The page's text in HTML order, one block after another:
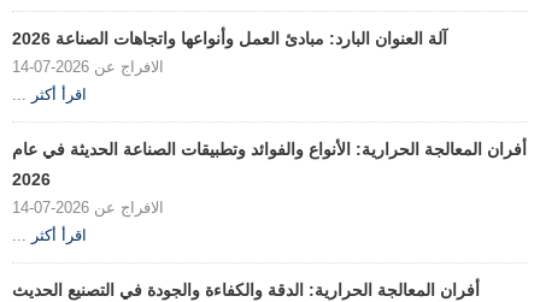
آلة العنوان البارد: مبادئ العمل وأنواعها واتجاهات الصناعة 2026
الافراج عن 2026-07-14
... اقرأ أكثر
أفران المعالجة الحرارية: الأنواع والفوائد وتطبيقات الصناعة الحديثة في عام
2026
الافراج عن 2026-07-14
... اقرأ أكثر
أفران المعالجة الحرارية: الدقة والكفاءة والجودة في التصنيع الحديث